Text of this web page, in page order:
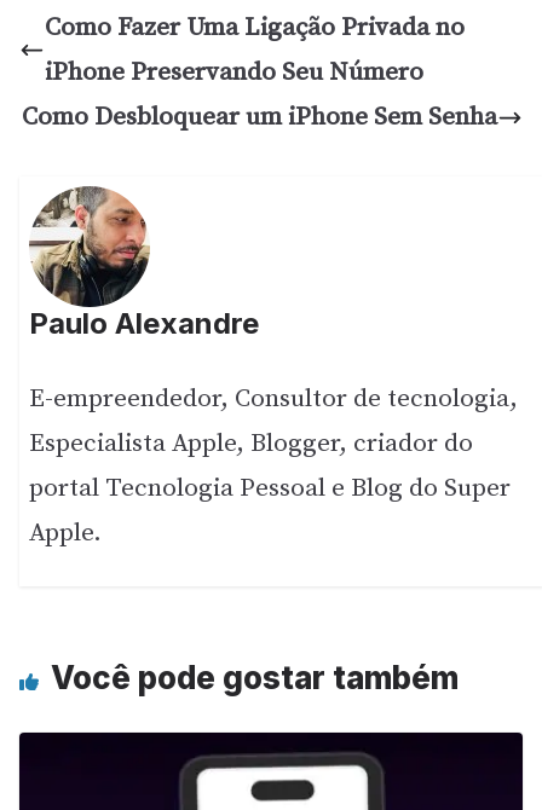
Como Fazer Uma Ligação Privada no
iPhone Preservando Seu Número
Como Desbloquear um iPhone Sem Senha
Paulo Alexandre
E-empreendedor, Consultor de tecnologia,
Especialista Apple, Blogger, criador do
portal Tecnologia Pessoal e Blog do Super
Apple.
Você pode gostar também